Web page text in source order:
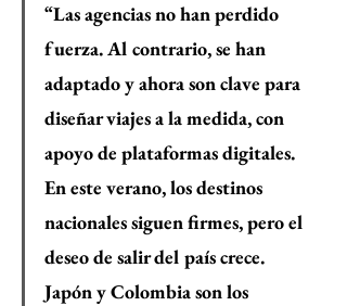
“Las agencias no han perdido
fuerza. Al contrario, se han
adaptado y ahora son clave para
diseñar viajes a la medida, con
apoyo de plataformas digitales.
En este verano, los destinos
nacionales siguen firmes, pero el
deseo de salir del país crece.
Japón y Colombia son los